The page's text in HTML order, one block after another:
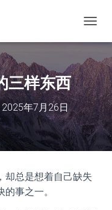
换
航
三样东西
2025年7月26日
却总是想着自己缺失
事之一。